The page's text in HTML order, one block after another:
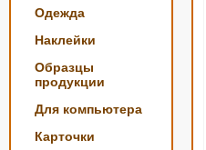
Одежда
Наклейки
Образцы
продукции
Для компьютера
Карточки